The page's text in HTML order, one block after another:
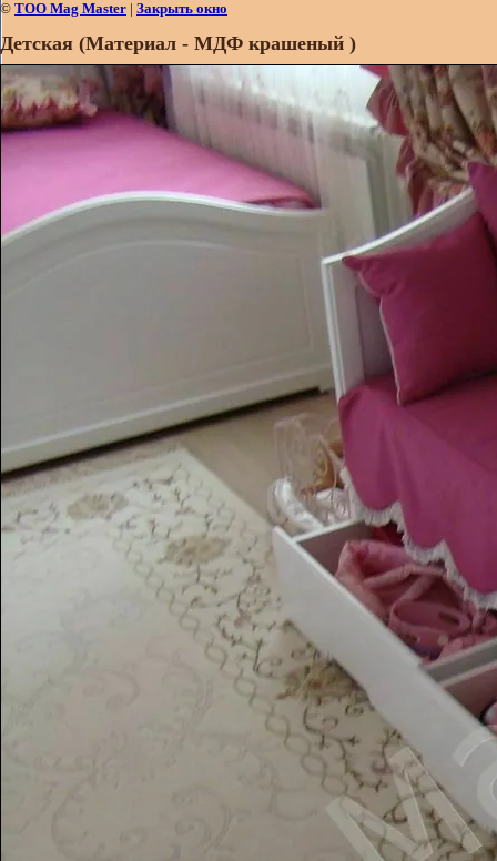
© ТОО Mag Master | Закрыть окно
Детская (Материал - МДФ крашеный )